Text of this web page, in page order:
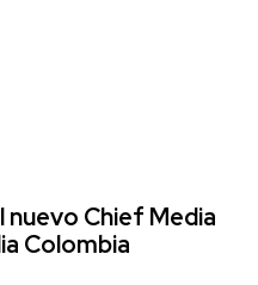
Chief Media
Colombia